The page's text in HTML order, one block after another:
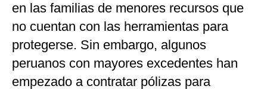
Tecnología
Club del Suscriptor
Mix
G de Gestión
en las familias de menores recursos que
no cuentan con las herramientas para
protegerse. Sin embargo, algunos
peruanos con mayores excedentes han
empezado a contratar pólizas para